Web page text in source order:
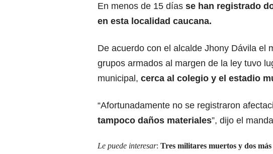
En menos de 15 días se han registrado
en esta localidad caucana.
De acuerdo con el alcalde Jhony Dávila el
grupos armados al margen de la ley tuvo
municipal, cerca al colegio y el estadio
“Afortunadamente no se registraron
tampoco daños materiales”, dijo el
Le puede interesar: Tres militares muertos y dos